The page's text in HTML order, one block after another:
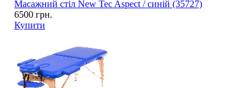
Масажний стіл New Tec Aspect / синій (35727)
6500 грн.
Купити